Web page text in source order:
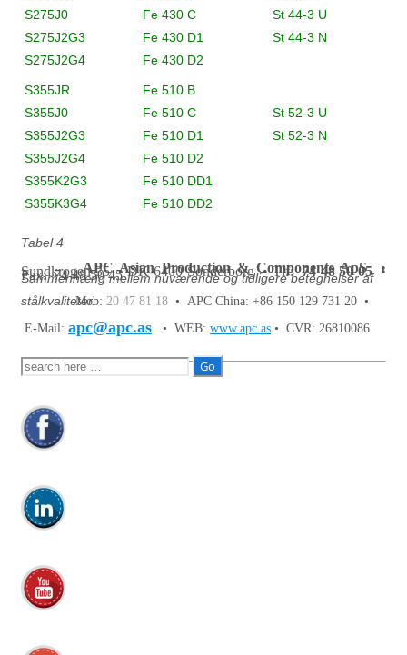
S275J0
S275J2G3
S275J2G4
Fe 430 C
Fe 430 D1
Fe 430 D2
St 44-3 U
St 44-3 N
S355JR
S355J0
S355J2G3
S355J2G4
S355K2G3
S355K3G4
Fe 510 B
Fe 510 C
Fe 510 D1
Fe 510 D2
Fe 510 DD1
Fe 510 DD2
St 52-3 U
St 52-3 N
Tabel 4
Sammenhæng mellem nuværende og tidligere betegnelser af
stålkvaliteter.
APC Asian Production & Components ApS•
Sundkrogen 35 • DK-6400 Sønderborg • Tlf:74 48 50 05•
Fax: 74 48 50 45
Mob: 20 47 81 18 • APC China: +86 150 129 731 20 •
E-Mail: apc@apc.as • WEB: www.apc.as • CVR: 26810086
Søg